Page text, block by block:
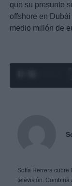
que su presunto
offshore en
medio millón de
Sofía Herrera cubre
televisión. Combina